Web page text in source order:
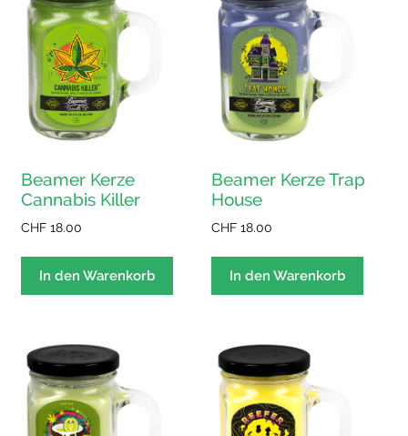
Beamer Kerze
Cannabis Killer
CHF 18.00
In den Warenkorb
Beamer Kerze Trap
House
CHF 18.00
In den Warenkorb